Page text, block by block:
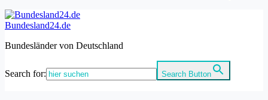
Bundesland24.de
Bundesländer von Deutschland
Search for: Search Button